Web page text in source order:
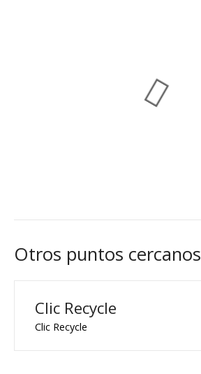
Otros puntos cercanos
Clic Recycle
Clic Recycle